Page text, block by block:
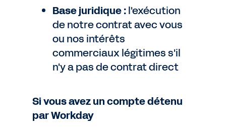
Base juridique :l'exécution
de notre contrat avec vous
ou nos intérêts
commerciaux légitimes s'il
n'y a pas de contrat direct
Si vous avez un compte détenu
par Workday